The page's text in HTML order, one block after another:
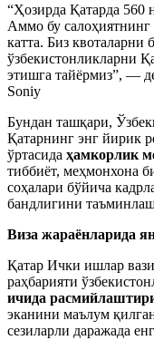
“Ҳозирда Қатарда 560
Аммо бу
катта. Биз
ўзбекистонликларни
этишга тайёрмиз”, —
Soniy
Бундан ташқари,
Қатарнинг энг йирик
ўртасида ҳамкорлик
тиббиёт, меҳмонхона
соҳалари бўйича
бандлигини
Виза жараёнларида
Қатар Ички ишлар
раҳбарияти
ичида
эканини маълум
сезиларли даражада